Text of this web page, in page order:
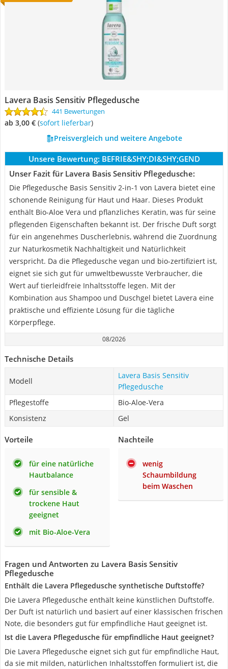
Lavera Basis Sensitiv Pflegedusche
441 Bewertungen
ab 3,00 € ( Sofort lieferbar)
Preisvergleich und weitere Angebote
Unsere Bewertung: BEFRIE&SHY;DI&SHY;GEND
Unser Fazit für Lavera Basis Sensitiv Pflegedusche:
Die Pflegedusche Basis Sensitiv 2-in-1 von Lavera bietet eine
schonende Reinigung für Haut und Haar. Dieses Produkt
enthält Bio-Aloe Vera und pflanzliches Keratin, was für seine
pflegenden Eigenschaften bekannt ist. Der frische Duft sorgt
für ein angenehmes Duscherlebnis, während die Zuordnung
zur Naturkosmetik Nachhaltigkeit und Natürlichkeit
verspricht. Da die Pflegedusche vegan und bio-zertifiziert ist,
eignet sie sich gut für umweltbewusste Verbraucher, die
Wert auf tierleidfreie Inhaltsstoffe legen. Mit der
Kombination aus Shampoo und Duschgel bietet Lavera eine
praktische und effiziente Lösung für die tägliche
Körperpflege.
08/2026
Technische Details
Modell
Lavera Basis Sensitiv
Pflegedusche
Pflegestoffe
Bio-Aloe-Vera
Konsistenz
Gel
Vorteile
für eine natürliche
Hautbalance
für sensible &
trockene Haut
geeignet
mit Bio-Aloe-Vera
Nachteile
wenig
Schaumbildung
beim Waschen
Fragen und Antworten zu Lavera Basis Sensitiv
Pflegedusche
Enthält die Lavera Pflegedusche synthetische Duftstoffe?
Die Lavera Pflegedusche enthält keine künstlichen Duftstoffe.
Der Duft ist natürlich und basiert auf einer klassischen frischen
Note, die besonders gut für empfindliche Haut geeignet ist.
Ist die Lavera Pflegedusche für empfindliche Haut geeignet?
Die Lavera Pflegedusche eignet sich gut für empfindliche Haut,
da sie mit milden, natürlichen Inhaltsstoffen formuliert ist, die